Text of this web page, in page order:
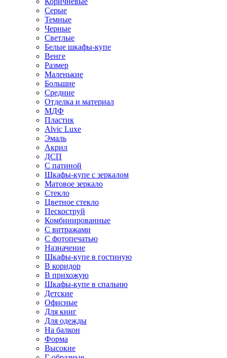
Серые
Темные
Черные
Светлые
Белые шкафы-купе
Венге
Размер
Маленькие
Большие
Средние
Отделка и материал
МДФ
Пластик
Alvic Luxe
Эмаль
Акрил
ДСП
С патиной
Шкафы-купе с зеркалом
Матовое зеркало
Стекло
Цветное стекло
Пескоструй
Комбинированные
С витражами
С фотопечатью
Назначение
Шкафы-купе в гостиную
В коридор
В прихожую
Шкафы-купе в спальню
Детские
Офисные
Для книг
Для одежды
На балкон
Форма
Высокие